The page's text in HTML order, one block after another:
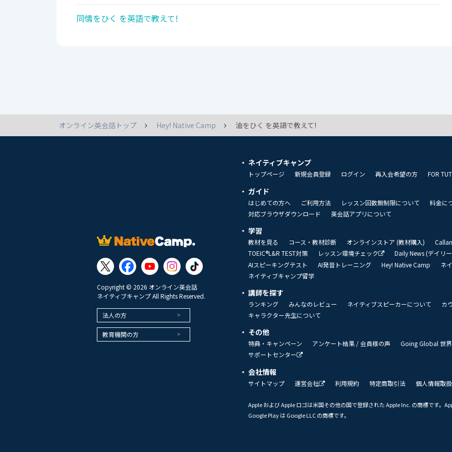
同情をひく を英語で教えて!
オンライン英会話トップ Hey! Native Camp 油をひく を英語で教えて!
Copyright © 2026 オンライン英会話
ネイティブキャンプ All Rights Reserved.
法人の方
教育機関の方
ネイティブキャンプ
トップページ 新規会員登録 ログイン 再入会希望の方 FOR
ガイド
はじめての方へ ご利用方法 レッスン回数無制限について 料金に
対応ブラウザダウンロード
英会話アプリについて
学習
教材を見る コース・教材診断 オンラインストア (教材購入)
TOEIC®L&R TEST対策
レッスン環境チェック Daily News (デイリ
AIスピーキングテスト
AI発音トレーニング Hey! Native Camp ネ
ネイティブキャンプ留学
講師を探す
ランキング みんなのレビュー ネイティブスピーカーについて
カ
キャラクター先生について
その他
特典・キャンペーン アンケート結果 / 会員様の声 Going Global 世
サポートセンター
会社情報
サイトマップ 運営会社 利用規約 特定商取引法 個人情報取
Apple および Apple ロゴは米国その他の国で登録された Apple Inc. の商標です。
Google Play は Google LLC の商標です。